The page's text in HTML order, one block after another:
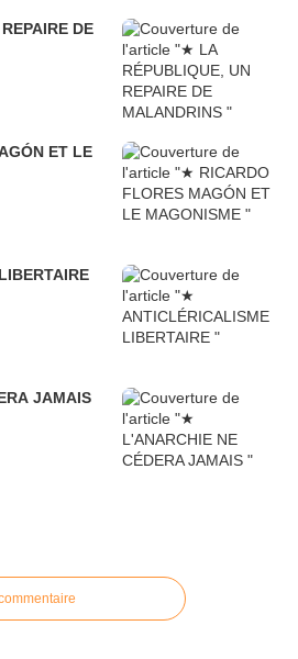
DE
ET LE
JAMAIS